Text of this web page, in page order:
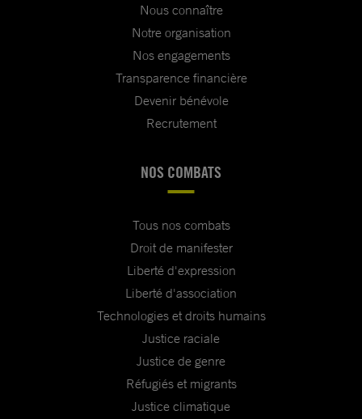
Nous connaître
Notre organisation
Nos engagements
Transparence financière
Devenir bénévole
Recrutement
NOS COMBATS
Tous nos combats
Droit de manifester
Liberté d'expression
Liberté d'association
Technologies et droits humains
Justice raciale
Justice de genre
Réfugiés et migrants
Justice climatique